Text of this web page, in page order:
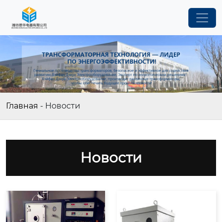
Главная - Новости
Новости